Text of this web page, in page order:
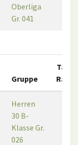
Oberliga
Gr. 041
Gruppe
Tab.-
Rang
Herren
30 B-
Klasse Gr.
026